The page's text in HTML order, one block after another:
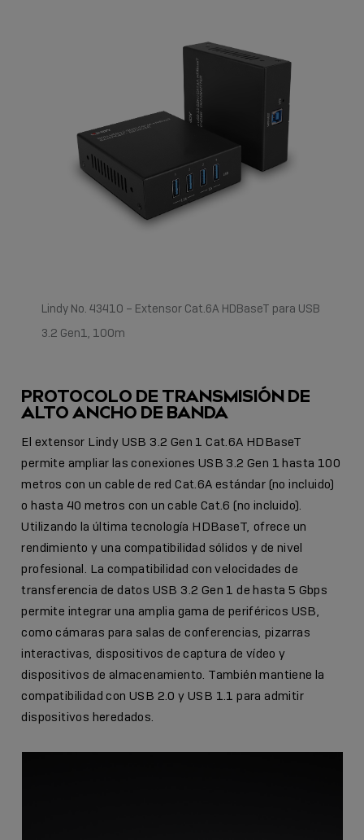
Lindy No. 43410 – Extensor Cat.6A HDBaseT para USB
3.2 Gen1, 100m
PROTOCOLO DE TRANSMISIÓN DE
ALTO ANCHO DE BANDA
El extensor Lindy USB 3.2 Gen 1 Cat.6A HDBaseT
permite ampliar las conexiones USB 3.2 Gen 1 hasta 100
metros con un cable de red Cat.6A estándar (no incluido)
o hasta 40 metros con un cable Cat.6 (no incluido).
Utilizando la última tecnología HDBaseT, ofrece un
rendimiento y una compatibilidad sólidos y de nivel
profesional. La compatibilidad con velocidades de
transferencia de datos USB 3.2 Gen 1 de hasta 5 Gbps
permite integrar una amplia gama de periféricos USB,
como cámaras para salas de conferencias, pizarras
interactivas, dispositivos de captura de vídeo y
dispositivos de almacenamiento. También mantiene la
compatibilidad con USB 2.0 y USB 1.1 para admitir
dispositivos heredados.